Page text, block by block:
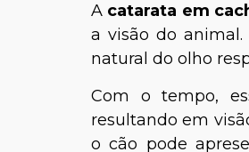
A catarata em
a visão do
natural do olho
Com o tempo,
resultando em
o cão pode